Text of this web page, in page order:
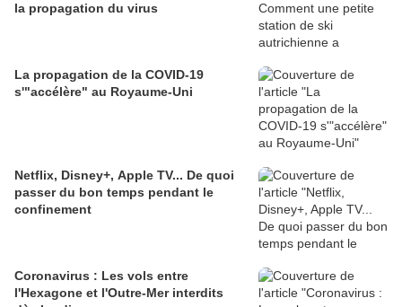
la propagation du virus
La propagation de la COVID-19
s'"accélère" au Royaume-Uni
Netflix, Disney+, Apple TV... De quoi
passer du bon temps pendant le
confinement
Coronavirus : Les vols entre
l'Hexagone et l'Outre-Mer interdits